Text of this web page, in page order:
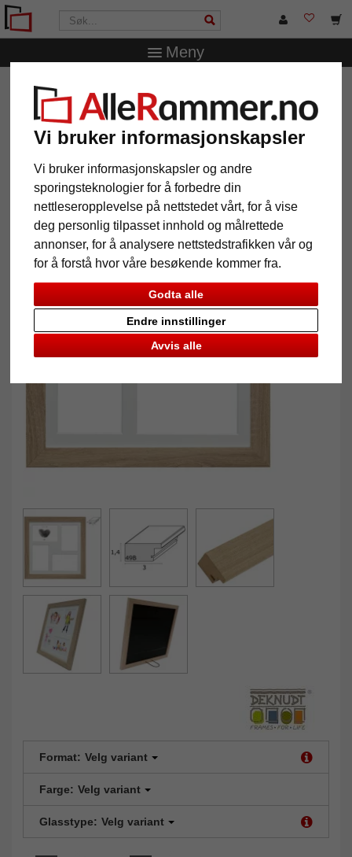
Vi bruker informasjonskapsler
Vi bruker informasjonskapsler og andre
sporingsteknologier for å forbedre din
nettleseropplevelse på nettstedet vårt, for å vise
deg personlig tilpasset innhold og målrettede
annonser, for å analysere nettstedstrafikken vår og
for å forstå hvor våre besøkende kommer fra.
Godta alle
Avvis alle
Endre innstillinger
Meny
AlleRammer.no
Tregallerirammen Demer for fire bilder 10 x 15 cm
Tregallerirammen Demer for fire
bilder 10 x 15 cm
Format: Velg variant
Farge: Velg variant
Glasstype: Velg variant